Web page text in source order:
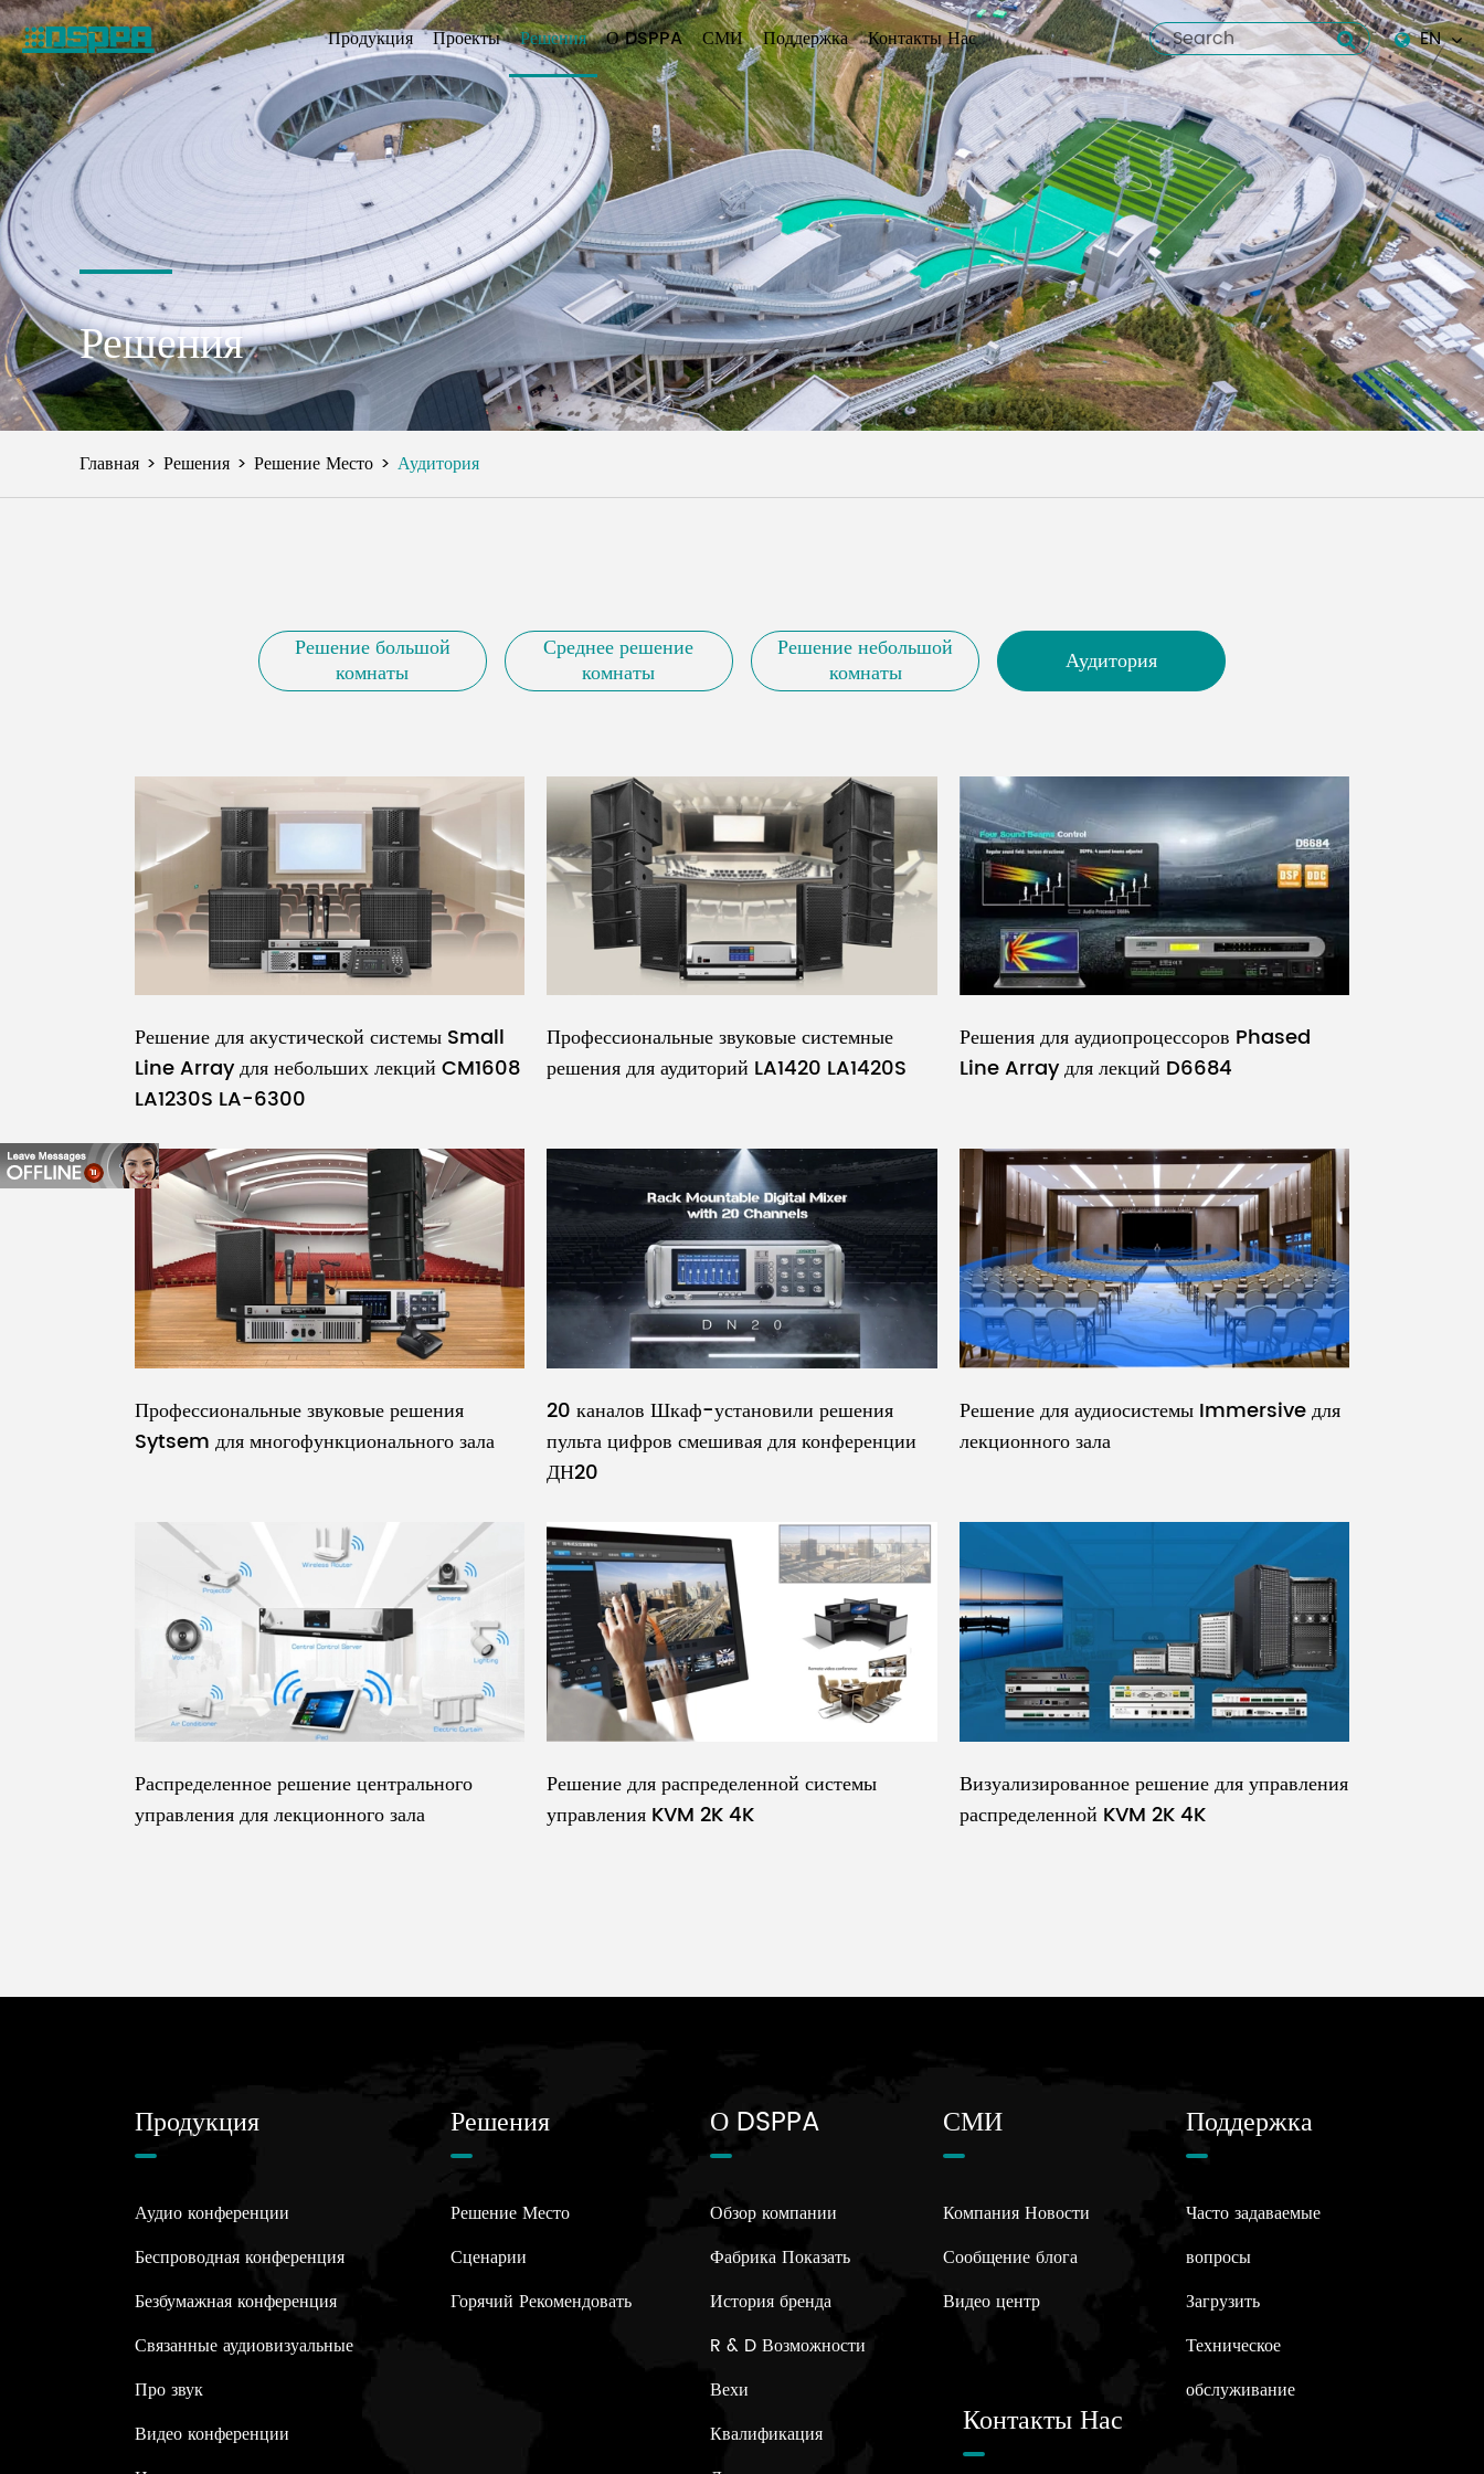
Продукция Проекты Решения О DSPPA СМИ Поддержка Контакты Нас
EN
English
Español
italiano
русский
العربية
tiếng việt
Pilipino
ไทย
Решения
Главная Решения Решение Место Аудитория
Решение большой
комнаты
Среднее решение
комнаты
Решение небольшой
комнаты Аудитория
Решение для акустической системы Small
Line Array для небольших лекций CM1608
LA1230S LA-6300
Профессиональные звуковые системные
решения для аудиторий LA1420 LA1420S
Решения для аудиопроцессоров Phased
Line Array для лекций D6684
Профессиональные звуковые решения
Sytsem для многофункционального зала
20 каналов Шкаф-установили решения
пульта цифров смешивая для конференции
ДН20
Решение для аудиосистемы Immersive для
лекционного зала
Распределенное решение центрального
управления для лекционного зала
Решение для распределенной системы
управления KVM 2K 4K
Визуализированное решение для управления
распределенной KVM 2K 4K
Продукция
Аудио конференции
Беспроводная конференция
Безбумажная конференция
Связанные аудиовизуальные
Про звук
Видео конференции
Решения
Решение Место
Сценарии
Горячий Рекомендовать
О DSPPA
Обзор компании
Фабрика Показать
История бренда
R & D Возможности
Вехи
Квалификация
СМИ
Компания Новости
Сообщение блога
Видео центр
Поддержка
Часто задаваемые
вопросы
Загрузить
Техническое
обслуживание
Контакты Нас